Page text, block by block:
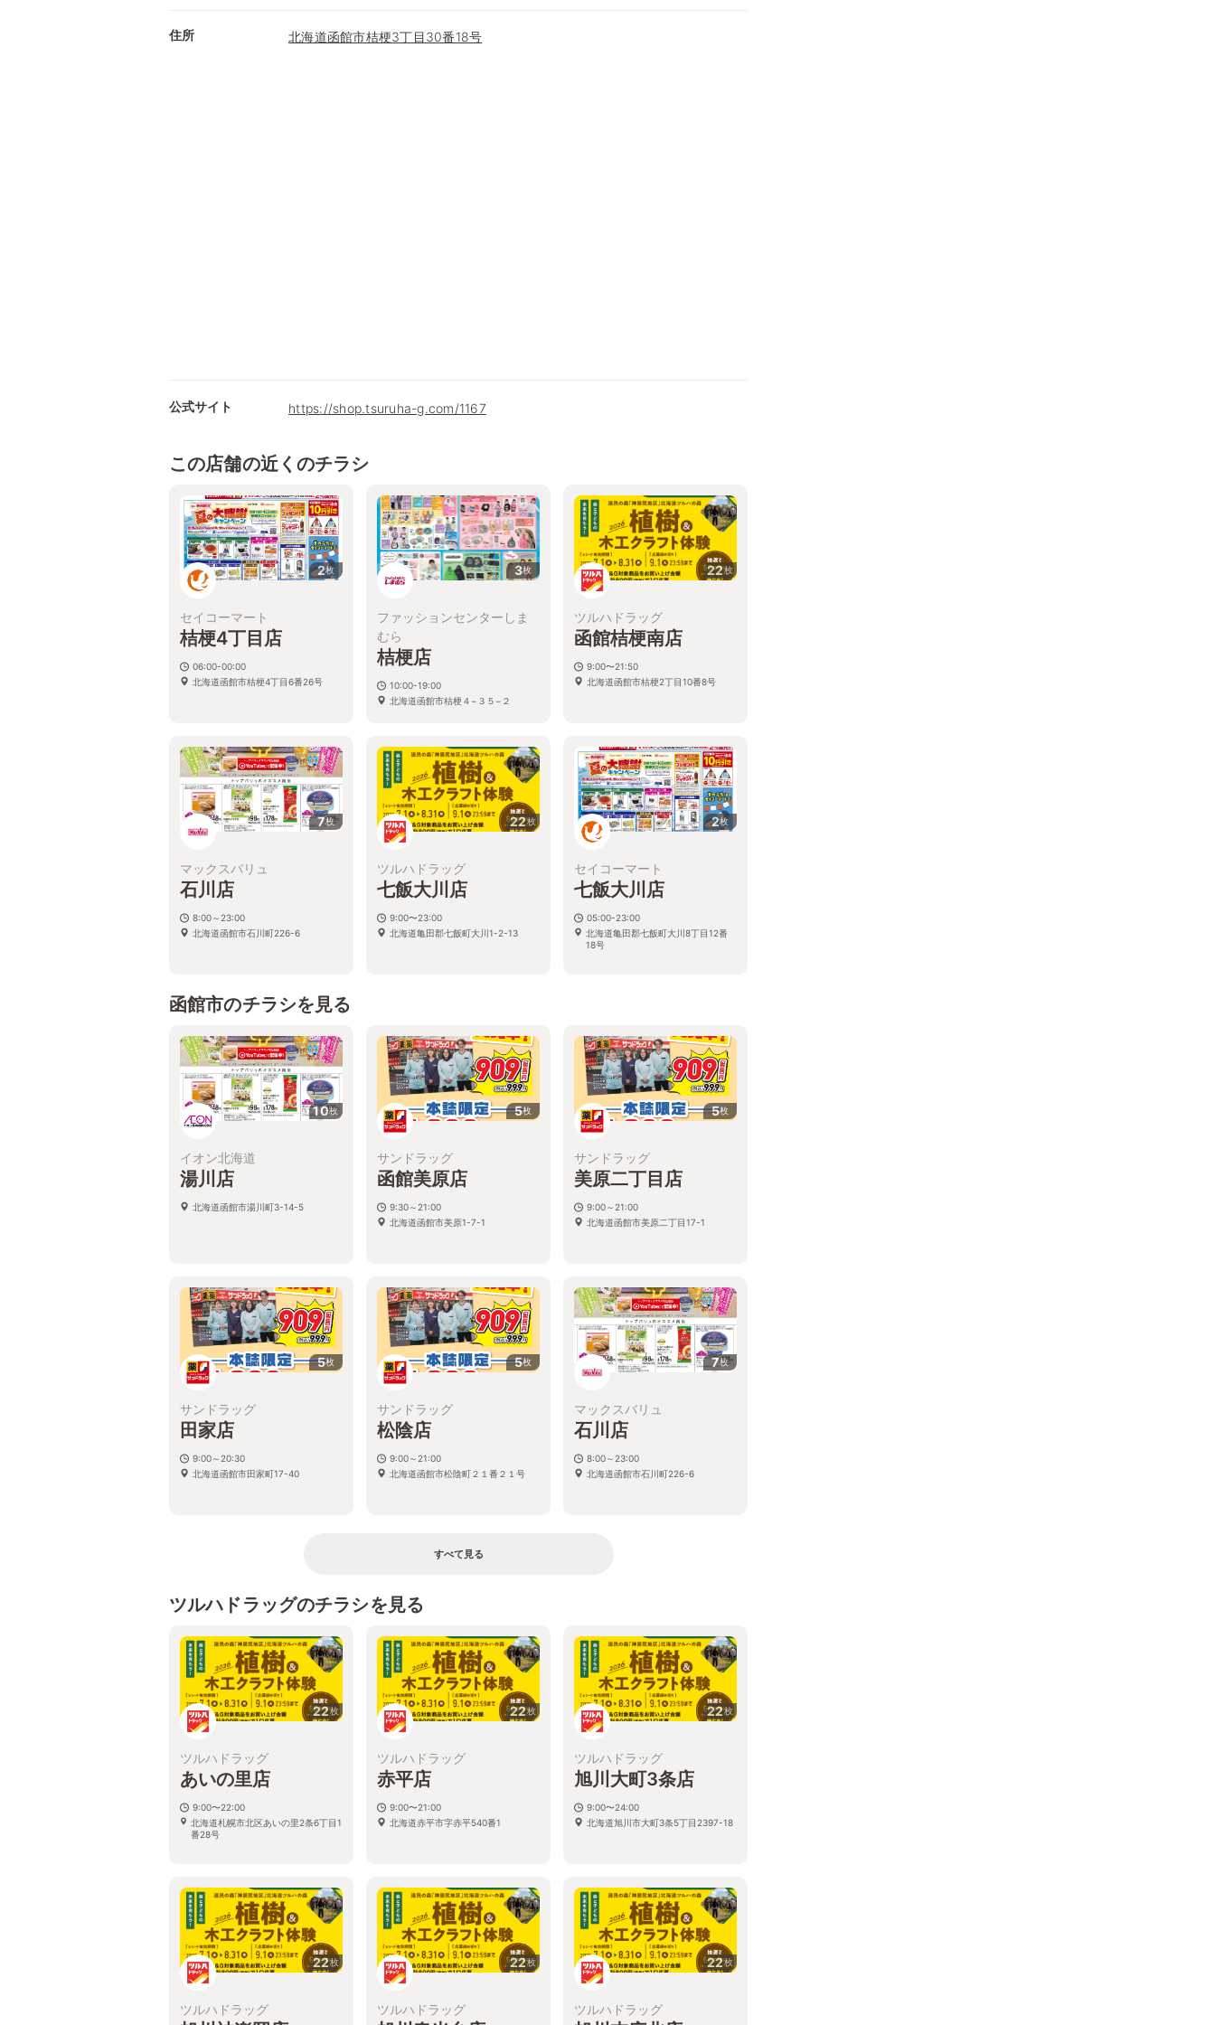
住所 北海道函館市桔梗3丁目30番18号
公式サイト https://shop.tsuruha-g.com/1167
この店舗の近くのチラシ
2枚
セイコーマート
桔梗4丁目店
06:00-00:00
北海道函館市桔梗4丁目6番26号
3枚
ファッションセンターしま
むら
桔梗店
10:00-19:00
北海道函館市桔梗４−３５−２
22枚
ツルハドラッグ
函館桔梗南店
9:00〜21:50
北海道函館市桔梗2丁目10番8号
7枚
マックスバリュ
石川店
8:00～23:00
北海道函館市石川町226-6
22枚
ツルハドラッグ
七飯大川店
9:00〜23:00
北海道亀田郡七飯町大川1-2-13
2枚
セイコーマート
七飯大川店
05:00-23:00
北海道亀田郡七飯町大川8丁目12番
18号
函館市のチラシを見る
10枚
イオン北海道
湯川店
北海道函館市湯川町3-14-5
5枚
サンドラッグ
函館美原店
9:30～21:00
北海道函館市美原1-7-1
5枚
サンドラッグ
美原二丁目店
9:00～21:00
北海道函館市美原二丁目17-1
5枚
サンドラッグ
田家店
9:00～20:30
北海道函館市田家町17-40
5枚
サンドラッグ
松陰店
9:00～21:00
北海道函館市松陰町２１番２１号
7枚
マックスバリュ
石川店
8:00～23:00
北海道函館市石川町226-6
すべて見る
ツルハドラッグのチラシを見る
22枚
ツルハドラッグ
あいの里店
9:00〜22:00
北海道札幌市北区あいの里2条6丁目1
番28号
22枚
ツルハドラッグ
赤平店
9:00〜21:00
北海道赤平市字赤平540番1
22枚
ツルハドラッグ
旭川大町3条店
9:00〜24:00
北海道旭川市大町3条5丁目2397-18
22枚
ツルハドラッグ
22枚
ツルハドラッグ
22枚
ツルハドラッグ